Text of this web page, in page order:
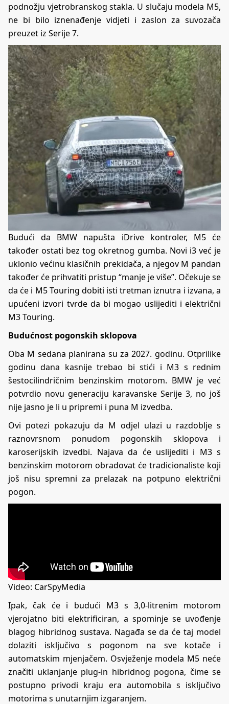
podnožju vjetrobranskog stakla. U slučaju modela M5,
ne bi bilo iznenađenje vidjeti i zaslon za suvozača
preuzet iz Serije 7.
Budući da BMW napušta iDrive kontroler, M5 će
također ostati bez tog okretnog gumba. Novi i3 već je
uklonio većinu klasičnih prekidača, a njegov M pandan
također će prihvatiti pristup “manje je više”. Očekuje se
da će i M5 Touring dobiti isti tretman iznutra i izvana, a
upućeni izvori tvrde da bi mogao uslijediti i električni
M3 Touring.
Budućnost pogonskih sklopova
Oba M sedana planirana su za 2027. godinu. Otprilike
godinu dana kasnije trebao bi stići i M3 s rednim
šestocilindričnim benzinskim motorom. BMW je već
potvrdio novu generaciju karavanske Serije 3, no još
nije jasno je li u pripremi i puna M izvedba.
Ovi potezi pokazuju da M odjel ulazi u razdoblje s
raznovrsnom ponudom pogonskih sklopova i
karoserijskih izvedbi. Najava da će uslijediti i M3 s
benzinskim motorom obradovat će tradicionaliste koji
još nisu spremni za prelazak na potpuno električni
pogon.
Video: CarSpyMedia
Ipak, čak će i budući M3 s 3,0-litrenim motorom
vjerojatno biti elektrificiran, a spominje se uvođenje
blagog hibridnog sustava. Nagađa se da će taj model
dolaziti isključivo s pogonom na sve kotače i
automatskim mjenjačem. Osvježenje modela M5 neće
značiti uklanjanje plug-in hibridnog pogona, čime se
postupno privodi kraju era automobila s isključivo
motorima s unutarnjim izgaranjem.